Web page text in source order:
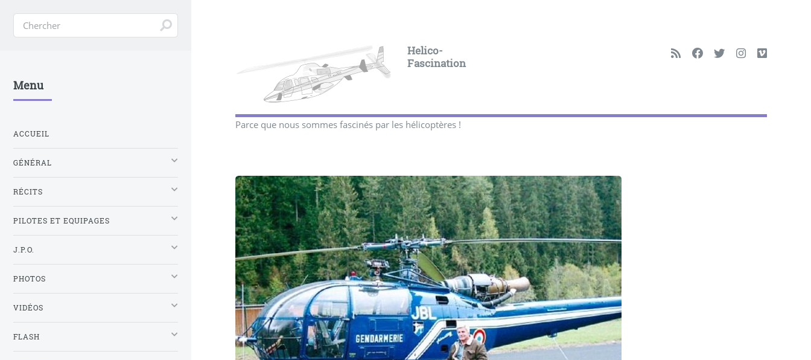
Helico-
Fascination
Parce que nous sommes fascinés par les hélicoptères !
Menu
ACCUEIL
GÉNÉRAL
RÉCITS
PILOTES ET EQUIPAGES
J.P.O.
PHOTOS
VIDÉOS
FLASH